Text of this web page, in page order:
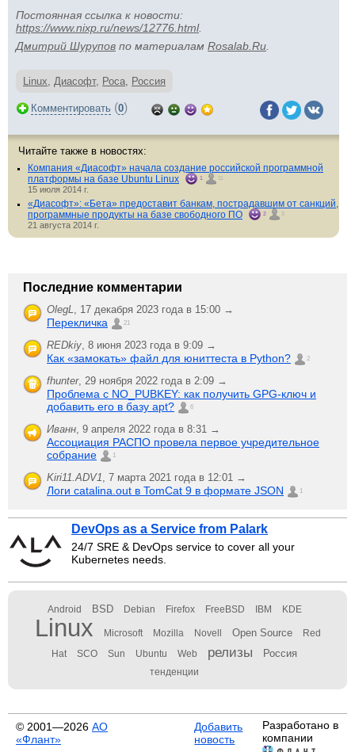
Постоянная ссылка к новости:
https://www.nixp.ru/news/12776.html.
Дмитрий Шурупов по материалам Rosalab.Ru
Linux, Диасофт, Роса, Россия
Комментировать (0)
Читайте также в новостях:
Компания «Диасофт» начала создание российской программной
платформы на базе Ubuntu Linux
1 11
15 июля 2014 г.
«Диасофт»: «Бета» предоставит банкам, пострадавшим от санкций,
программные продукты на базе свободного ПО
2 3
21 августа 2014 г.
Последние комментарии
OlegL, 17 декабря 2023 года в 15:00 →
Перекличка 21
REDkiy, 8 июня 2023 года в 9:09 →
Как «замокать» файл для юниттеста в Python? 2
fhunter, 29 ноября 2022 года в 2:09 →
Проблема с NO_PUBKEY: как получить GPG-ключ и
добавить его в базу apt?
6
Иванн, 9 апреля 2022 года в 8:31 →
Ассоциация РАСПО провела первое учредительное
собрание
1
Kiri11.ADV1, 7 марта 2021 года в 12:01 →
Логи catalina.out в TomCat 9 в формате JSON 1
DevOps as a Service from Palark
24/7 SRE & DevOps service to cover all your
Kubernetes needs.
Android BSD Debian Firefox FreeBSD IBM KDE
Linux Microsoft Mozilla Novell Open Source Red
Hat SCO Sun Ubuntu Web релизы Россия
тенденции
© 2001—2026 АО
«Флант»
Добавить
новость
Разработано в
компании